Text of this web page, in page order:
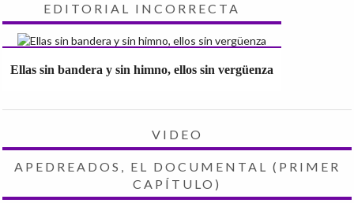
EDITORIAL INCORRECTA
Ellas sin bandera y sin himno, ellos sin vergüenza
VIDEO
APEDREADOS, EL DOCUMENTAL (PRIMER
CAPÍTULO)